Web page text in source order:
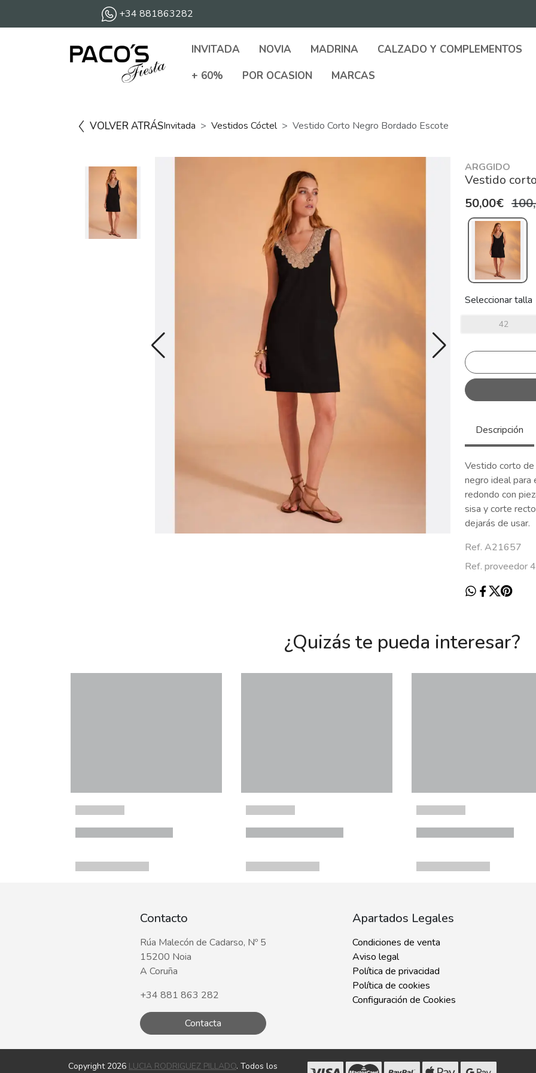
+34 881863282
INVITADA NOVIA MADRINA
CALZADO Y COMPLEMENTOS
+ 60%
POR OCASION MARCAS
VOLVER ATRÁSInvitada Vestidos Cóctel Vestido Corto Negro Bordado Escote
ARGGIDO
Vestido
50,00€
Seleccionar talla
42
Descripción
Vestido corto
negro ideal para
redondo con
sisa y corte
dejarás de usar.
Ref. A21657
Ref. proveedor
¿Quizás te pueda interesar?
Contacto
Rúa Malecón de Cadarso, Nº 5
15200 Noia
A Coruña
+34 881 863 282
Contacta
Apartados Legales
Condiciones de venta
Aviso legal
Política de privacidad
Política de cookies
Configuración de Cookies
Copyright 2026 LUCIA RODRIGUEZ PILLADO. Todos los